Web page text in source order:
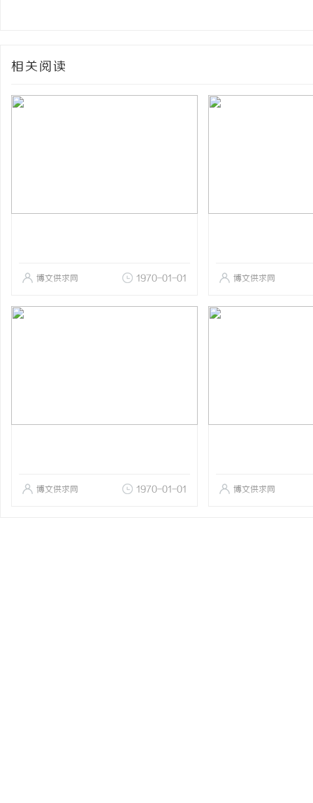
相关阅读
博文供求网 1970-01-01 博文供求网
博文供求网 1970-01-01 博文供求网